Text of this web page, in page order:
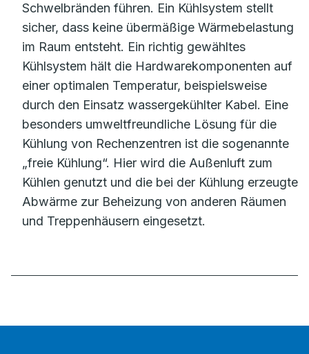
Schwelbränden führen. Ein Kühlsystem stellt
sicher, dass keine übermäßige Wärmebelastung
im Raum entsteht. Ein richtig gewähltes
Kühlsystem hält die Hardwarekomponenten auf
einer optimalen Temperatur, beispielsweise
durch den Einsatz wassergekühlter Kabel. Eine
besonders umweltfreundliche Lösung für die
Kühlung von Rechenzentren ist die sogenannte
„freie Kühlung“. Hier wird die Außenluft zum
Kühlen genutzt und die bei der Kühlung erzeugte
Abwärme zur Beheizung von anderen Räumen
und Treppenhäusern eingesetzt.